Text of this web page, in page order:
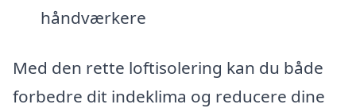
håndværkere
Med den rette loftisolering kan du både
forbedre dit indeklima og reducere dine